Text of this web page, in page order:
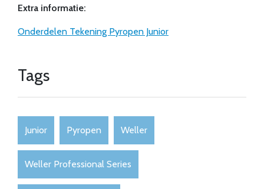
Extra informatie:
Onderdelen Tekening Pyropen Junior
Tags
Junior Pyropen Weller
Weller Professional Series